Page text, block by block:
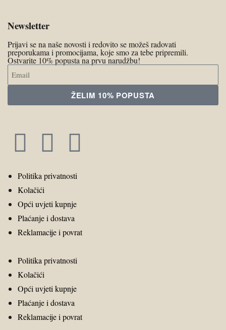
Newsletter
Prijavi se na naše novosti i redovito se možeš radovati
preporukama i promocijama, koje smo za tebe pripremili.
Ostvarite 10% popusta na prvu narudžbu!
ŽELIM 10% POPUSTA
Politika privatnosti
Kolačići
Opći uvjeti kupnje
Plaćanje i dostava
Reklamacije i povrat
Politika privatnosti
Kolačići
Opći uvjeti kupnje
Plaćanje i dostava
Reklamacije i povrat